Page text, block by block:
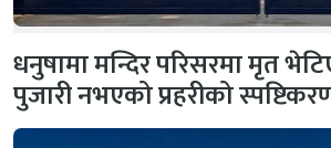
धनुषामा मन्दिर परिसरमा मृत
पुजारी नभएको प्रहरीको